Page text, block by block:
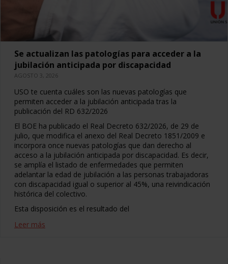
Se actualizan las patologías para acceder a la
jubilación anticipada por discapacidad
AGOSTO 3, 2026
USO te cuenta cuáles son las nuevas patologías que
permiten acceder a la jubilación anticipada tras la
publicación del RD 632/2026
El BOE ha publicado el Real Decreto 632/2026, de 29 de
julio, que modifica el anexo del Real Decreto 1851/2009 e
incorpora once nuevas patologías que dan derecho al
acceso a la jubilación anticipada por discapacidad. Es decir,
se amplía el listado de enfermedades que permiten
adelantar la edad de jubilación a las personas trabajadoras
con discapacidad igual o superior al 45%, una reivindicación
histórica del colectivo.
Esta disposición es el resultado del
Leer más